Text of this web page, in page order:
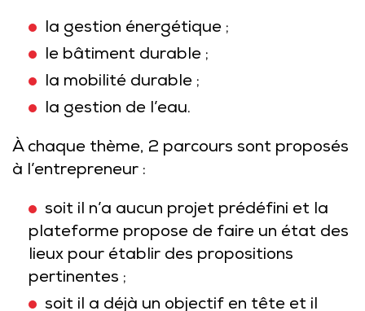
la gestion énergétique ;
le bâtiment durable ;
la mobilité durable ;
la gestion de l’eau.
À chaque thème, 2 parcours sont proposés
à l’entrepreneur :
soit il n’a aucun projet prédéfini et la
plateforme propose de faire un état des
lieux pour établir des propositions
pertinentes ;
soit il a déjà un objectif en tête et il